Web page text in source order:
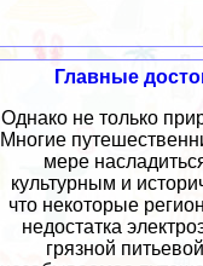
Главные
Однако не только
Многие
мере
культурным и
что некоторые
недостатка
грязной